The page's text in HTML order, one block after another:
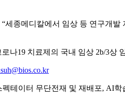
세종메디칼에서 임상 등 연구개
나19 치료제의 국내 임상 2b/3상
테이터 무단전재 및 재배포, AI학